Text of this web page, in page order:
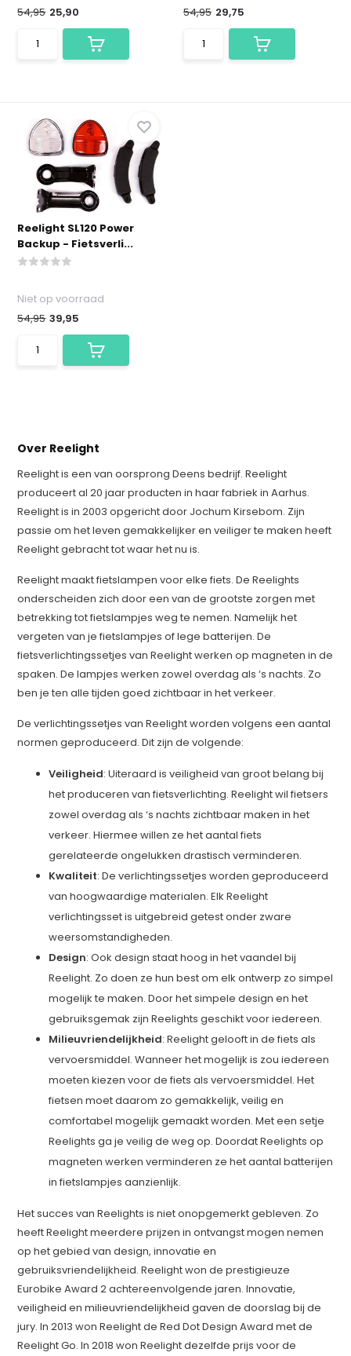
54,95 25,90 54,95 29,75
Reelight SL120 Power
Backup - Fietsverli...
Niet op voorraad
54,95 39,95
Over Reelight
Reelight is een van oorsprong Deens bedrijf. Reelight
produceert al 20 jaar producten in haar fabriek in Aarhus.
Reelight is in 2003 opgericht door Jochum Kirsebom. Zijn
passie om het leven gemakkelijker en veiliger te maken heeft
Reelight gebracht tot waar het nu is.
Reelight maakt fietslampen voor elke fiets. De Reelights
onderscheiden zich door een van de grootste zorgen met
betrekking tot fietslampjes weg te nemen. Namelijk het
vergeten van je fietslampjes of lege batterijen. De
fietsverlichtingssetjes van Reelight werken op magneten in de
spaken. De lampjes werken zowel overdag als ‘s nachts. Zo
ben je ten alle tijden goed zichtbaar in het verkeer.
De verlichtingssetjes van Reelight worden volgens een aantal
normen geproduceerd. Dit zijn de volgende:
Veiligheid: Uiteraard is veiligheid van groot belang bij
het produceren van fietsverlichting. Reelight wil fietsers
zowel overdag als ‘s nachts zichtbaar maken in het
verkeer. Hiermee willen ze het aantal fiets
gerelateerde ongelukken drastisch verminderen.
Kwaliteit: De verlichtingssetjes worden geproduceerd
van hoogwaardige materialen. Elk Reelight
verlichtingsset is uitgebreid getest onder zware
weersomstandigheden.
Design: Ook design staat hoog in het vaandel bij
Reelight. Zo doen ze hun best om elk ontwerp zo simpel
mogelijk te maken. Door het simpele design en het
gebruiksgemak zijn Reelights geschikt voor iedereen.
Milieuvriendelijkheid: Reelight gelooft in de fiets als
vervoersmiddel. Wanneer het mogelijk is zou iedereen
moeten kiezen voor de fiets als vervoersmiddel. Het
fietsen moet daarom zo gemakkelijk, veilig en
comfortabel mogelijk gemaakt worden. Met een setje
Reelights ga je veilig de weg op. Doordat Reelights op
magneten werken verminderen ze het aantal batterijen
in fietslampjes aanzienlijk.
Het succes van Reelights is niet onopgemerkt gebleven. Zo
heeft Reelight meerdere prijzen in ontvangst mogen nemen
op het gebied van design, innovatie en
gebruiksvriendelijkheid. Reelight won de prestigieuze
Eurobike Award 2 achtereenvolgende jaren. Innovatie,
veiligheid en milieuvriendelijkheid gaven de doorslag bij de
jury. In 2013 won Reelight de Red Dot Design Award met de
Reelight Go. In 2018 won Reelight dezelfde prijs voor de